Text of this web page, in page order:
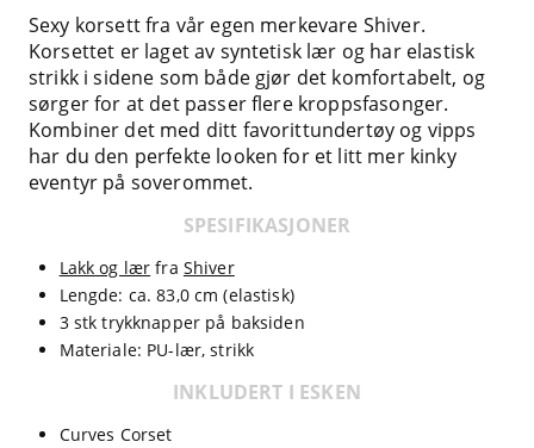
Sexy korsett fra vår egen merkevare Shiver.
Korsettet er laget av syntetisk lær og har elastisk
strikk i sidene som både gjør det komfortabelt, og
sørger for at det passer flere kroppsfasonger.
Kombiner det med ditt favorittundertøy og vipps
har du den perfekte looken for et litt mer kinky
eventyr på soverommet.
SPESIFIKASJONER
Lakk og lær fra Shiver
Lengde: ca. 83,0 cm (elastisk)
3 stk trykknapper på baksiden
Materiale: PU-lær, strikk
INKLUDERT I ESKEN
Curves Corset